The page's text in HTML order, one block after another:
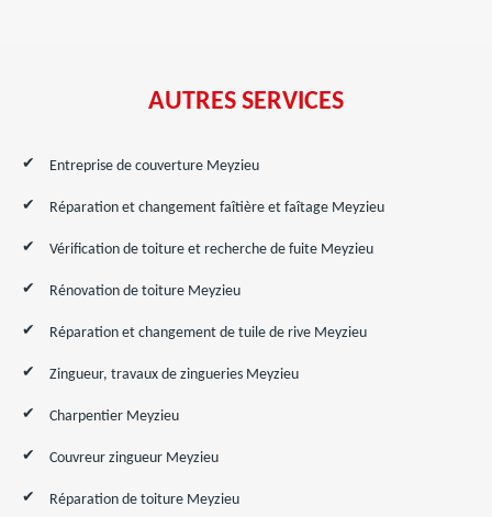
AUTRES SERVICES
Entreprise de couverture Meyzieu
Réparation et changement faîtière et faîtage Meyzieu
Vérification de toiture et recherche de fuite Meyzieu
Rénovation de toiture Meyzieu
Réparation et changement de tuile de rive Meyzieu
Zingueur, travaux de zingueries Meyzieu
Charpentier Meyzieu
Couvreur zingueur Meyzieu
Réparation de toiture Meyzieu